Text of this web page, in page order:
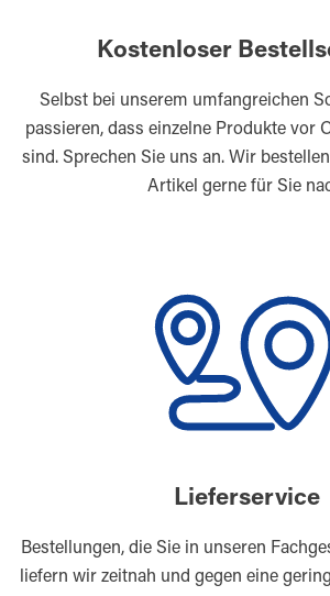
Kostenloser
Selbst bei unserem umfangreichen
passieren, dass einzelne Produkte vor
sind. Sprechen Sie uns an. Wir
Artikel gerne für Sie
Lieferservice
Bestellungen, die Sie in unseren
liefern wir zeitnah und gegen eine